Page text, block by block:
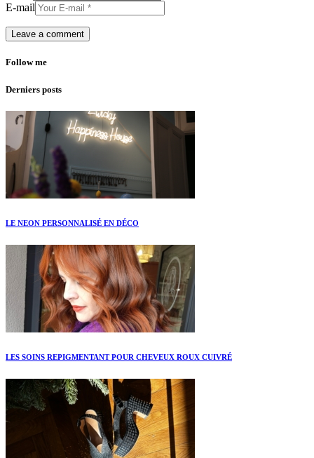
E-mail
Follow me
Derniers posts
LE NEON PERSONNALISÉ EN DÉCO
LES SOINS REPIGMENTANT POUR CHEVEUX ROUX CUIVRÉ